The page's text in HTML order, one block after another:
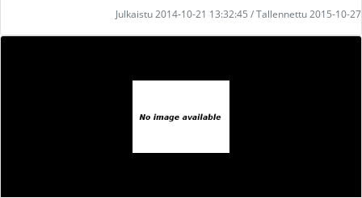
Julkaistu 2014-10-21 13:32:45 / Tallennettu 2015-10-27